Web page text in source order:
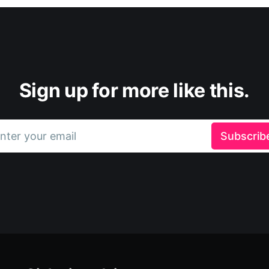
Sign up for more like this.
your email